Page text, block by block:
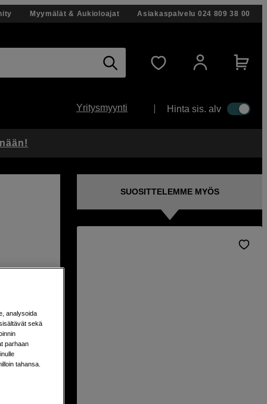
Myymälät & Aukioloajat Asiakaspalvelu 024 809 38 00
Yritysmyynti Hinta sis. alv
SUOSITTELEMME MYÖS
analysoida
sekä
parhaan
tahansa.